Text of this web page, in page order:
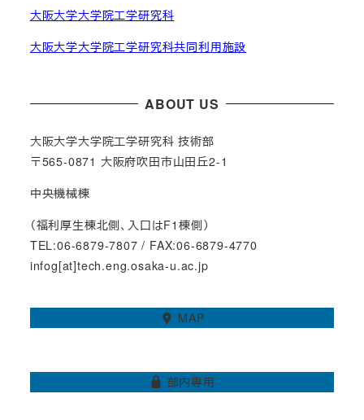
大阪大学大学院工学研究科
大阪大学大学院工学研究科共同利用施設
ABOUT US
大阪大学大学院工学研究科 技術部
〒565-0871 大阪府吹田市山田丘2-1
中央機械棟
（福利厚生棟北側、入口はF1棟側）
TEL:06-6879-7807 / FAX:06-6879-4770
infog[at]tech.eng.osaka-u.ac.jp
MAP
部内専用